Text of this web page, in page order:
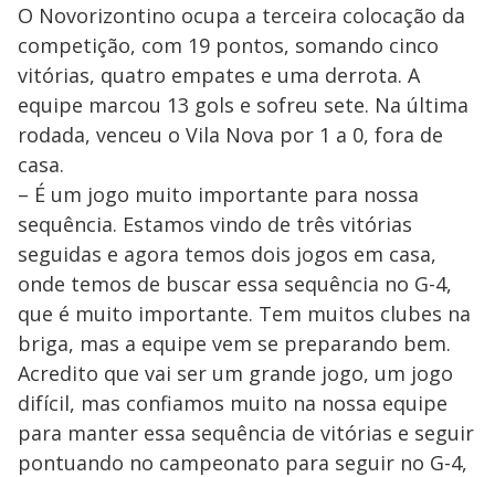
O Novorizontino ocupa a terceira colocação da
competição, com 19 pontos, somando cinco
vitórias, quatro empates e uma derrota. A
equipe marcou 13 gols e sofreu sete. Na última
rodada, venceu o Vila Nova por 1 a 0, fora de
casa.
– É um jogo muito importante para nossa
sequência. Estamos vindo de três vitórias
seguidas e agora temos dois jogos em casa,
onde temos de buscar essa sequência no G-4,
que é muito importante. Tem muitos clubes na
briga, mas a equipe vem se preparando bem.
Acredito que vai ser um grande jogo, um jogo
difícil, mas confiamos muito na nossa equipe
para manter essa sequência de vitórias e seguir
pontuando no campeonato para seguir no G-4,